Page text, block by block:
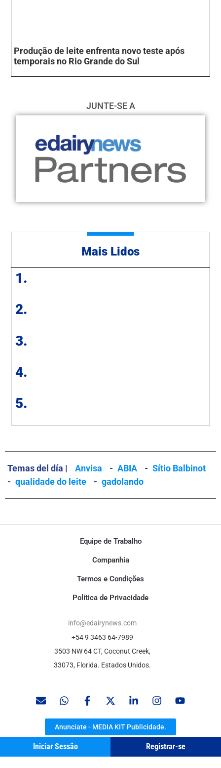
Produção de leite enfrenta novo teste após
temporais no Rio Grande do Sul
JUNTE-SE A
Mais Lidos
1.
2.
3.
4.
5.
Temas del día | Anvisa - ABIA - Sítio Balbinot
- qualidade do leite - gadolando
Iniciar Sessão Registrar-se
Equipe de Trabalho
Companhia
Termos e Condições
Política de Privacidade
info@edairynews.com
+54 9 3463 64-7989
3503 NW 64 CT, Coconut Creek,
33073, Florida. Estados Unidos.
Anunciate - MEDIA KIT Publicidade.